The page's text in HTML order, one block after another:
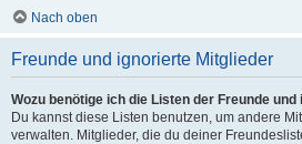
Nach oben
Freunde und ignorierte Mitglieder
Wozu benötige ich die Listen der Freunde
Du kannst diese Listen benutzen, um andere
verwalten. Mitglieder, die du deiner